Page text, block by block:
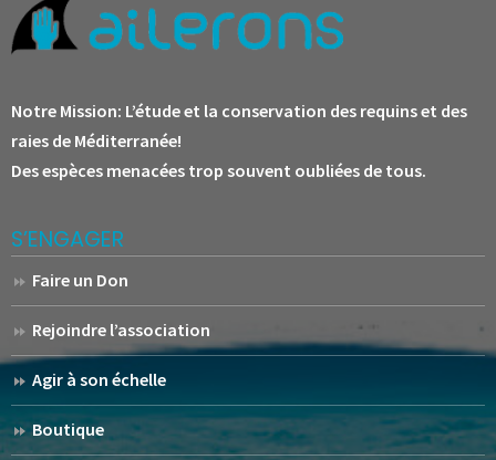
Notre Mission: L’étude et la conservation des requins et des
raies de Méditerranée!
Des espèces menacées trop souvent oubliées de tous.
S’ENGAGER
Faire un Don
Rejoindre l’association
Agir à son échelle
Boutique